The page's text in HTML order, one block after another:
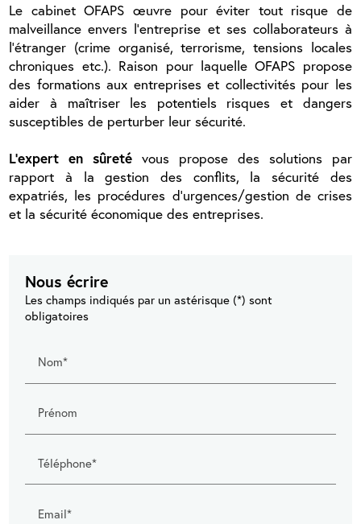
Le cabinet OFAPS œuvre pour éviter tout risque de
malveillance envers l’entreprise et ses collaborateurs à
l’étranger (crime organisé, terrorisme, tensions locales
chroniques etc.). Raison pour laquelle OFAPS propose
des formations aux entreprises et collectivités pour les
aider à maîtriser les potentiels risques et dangers
susceptibles de perturber leur sécurité.
L’expert en sûreté vous propose des solutions par
rapport à la gestion des conflits, la sécurité des
expatriés, les procédures d’urgences/gestion de crises
et la sécurité économique des entreprises.
Nous écrire
Les champs indiqués par un astérisque (*) sont
obligatoires
Nom*
Prénom
Téléphone*
Email*